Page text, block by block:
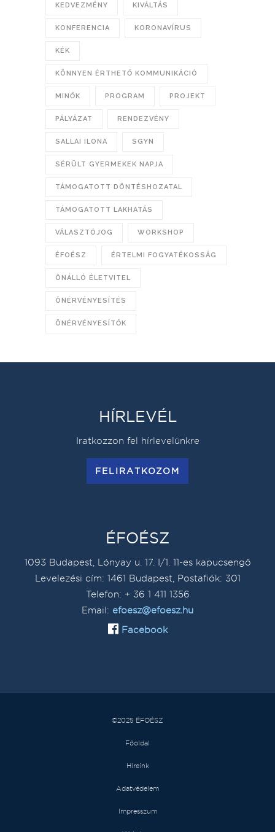
KEDVEZMÉNY KIVÁLTÁS
KONFERENCIA KORONAVÍRUS
KÉK
KÖNNYEN ÉRTHETŐ KOMMUNIKÁCIÓ
MINŐK PROGRAM PROJEKT
PÁLYÁZAT RENDEZVÉNY
SALLAI ILONA SGYN
SÉRÜLT GYERMEKEK NAPJA
TÁMOGATOTT DÖNTÉSHOZATAL
TÁMOGATOTT LAKHATÁS
VÁLASZTÓJOG WORKSHOP
ÉFOÉSZ ÉRTELMI FOGYATÉKOSSÁG
ÖNÁLLÓ ÉLETVITEL
ÖNÉRVÉNYESÍTÉS
ÖNÉRVÉNYESÍTŐK
HÍRLEVÉL
Iratkozzon fel hírlevelünkre
FELIRATKOZOM
ÉFOÉSZ
1093 Budapest, Lónyay u. 17. I/1. 11-es kapucsengő
Levelezési cím: 1461 Budapest, Postafiók: 301
Telefon: + 36 1 411 1356
Email: efoesz@efoesz.hu
Facebook
©2025 ÉFOÉSZ
Főoldal
Híreink
Adatvédelem
Impresszum